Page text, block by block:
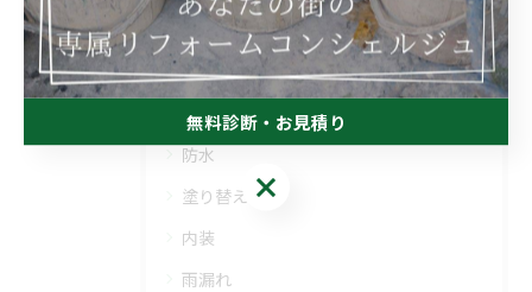
カテゴリー Categories
全てのカテゴリー
屋根
防水
塗り替え
内装
雨漏れ
無料診断・お見積り
無料診断・お見積り